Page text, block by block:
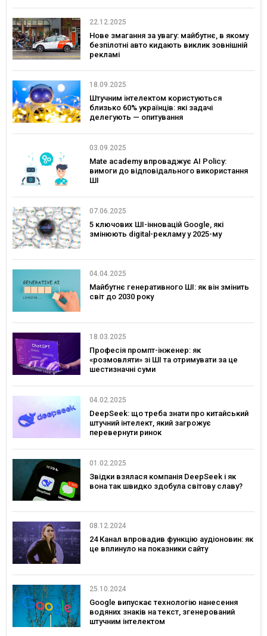
22.12.2025
Нове змагання за увагу: майбутнє, в якому
безпілотні авто кидають виклик зовнішній
рекламі
18.09.2025
Штучним інтелектом користуються
близько 60% українців: які задачі
делегують — опитування
03.09.2025
Mate academy впроваджує AI Policy:
вимоги до відповідального використання
ШІ
07.06.2025
5 ключових ШІ-інновацій Google, які
змінюють digital-рекламу у 2025-му
04.04.2025
Майбутнє генеративного ШІ: як він змінить
світ до 2030 року
18.03.2025
Професія промпт-інженер: як
«розмовляти» зі ШІ та отримувати за це
шестизначні суми
04.02.2025
DeepSeek: що треба знати про китайський
штучний інтелект, який загрожує
перевернути ринок
01.02.2025
Звідки взялася компанія DeepSeek і як
вона так швидко здобула світову славу?
08.12.2024
24 Канал впровадив функцію аудіоновин: як
це вплинуло на показники сайту
25.10.2024
Google випускає технологію нанесення
водяних знаків на текст, згенерований
штучним інтелектом